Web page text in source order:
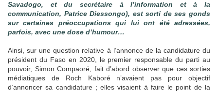
Savadogo, et du secrétaire à l’information et à la
communication, Patrice Diessongo), est sorti de ses gonds
sur certaines préoccupations qui lui ont été adressées,
parfois, avec une dose d’humour…
Ainsi, sur une question relative à l’annonce de la candidature du
président du Faso en 2020, le premier responsable du parti au
pouvoir, Simon Compaoré, fait d’abord observer que ces sorties
médiatiques de Roch Kaboré n’avaient pas pour objectif
d’annoncer sa candidature ; elles visaient à faire le point de la